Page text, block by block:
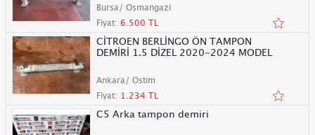
Bursa/ Osmangazi
Fiyat: 6.500 TL
CİTROEN BERLİNGO ÖN TAMPON
DEMİRİ 1.5 DİZEL 2020-2024 MODEL
Ankara/ Ostim
Fiyat: 1.234 TL
C5 Arka tampon demiri